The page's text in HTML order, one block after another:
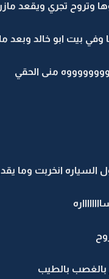
وتروح تجري ويقعد مازن
بيت ابو خالد وبعد
منى الحقي
السياره انخربت وما
بالغصب بالطيب